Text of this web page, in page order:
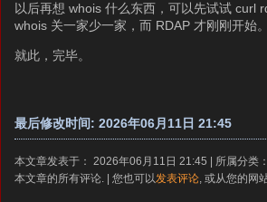
以后再想 whois 什么东西，可以先试试 curl
whois 关一家少一家，而 RDAP 才刚刚开始。
就此，完毕。
最后修改时间: 2026年06月11日 21:45
本文章发表于： 2026年06月11日 21:45 | 所属分类
本文章的所有评论. | 您也可以 发表评论 , 或从您的网